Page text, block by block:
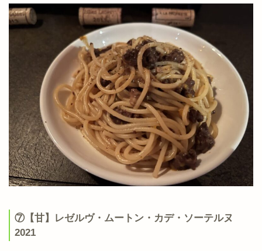
⑦【甘】レゼルヴ・ムートン・カデ・ソーテルヌ
2021